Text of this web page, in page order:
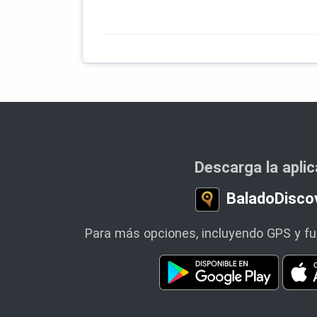
Descarga la
Para más opciones, incluyendo GPS y